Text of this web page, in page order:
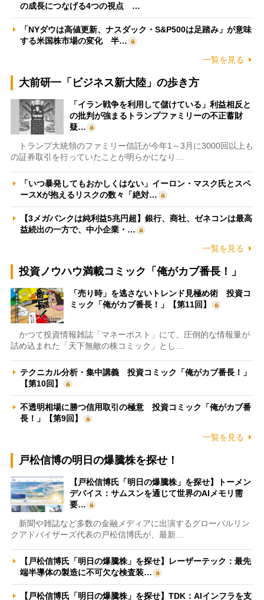
の成長につなげる4つの視点 …
「NYダウは高値更新、ナスダック・S&P500は足踏み」が意味
する米国株市場の変化 半…
一覧を見る
大前研一「ビジネス新大陸」の歩き方
「イラン戦争を利用して儲けている」利益相反と
の批判が強まるトランプファミリーの不正蓄財
疑…
トランプ大統領のファミリー信託が今年1～3月に3000回以上も
の証券取引を行っていたことが明らかになり…
「いつ暴発してもおかしくはない」イーロン・マスク氏とスペ
ースXが抱えるリスクの数々「絶対…
【3メガバンクは純利益5兆円超】銀行、商社、ゼネコンは最高
益続出の一方で、中小企業・…
一覧を見る
投資ノウハウ満載コミック「俺がカブ番長！」
「売り時」を逃さないトレンド見極め術 投資コ
ミック「俺がカブ番長！」【第11回】
かつて投資情報雑誌「マネーポスト」にて、圧倒的な情報量が
詰め込まれた「天下無敵の株コミック」とし…
テクニカル分析・集中講義 投資コミック「俺がカブ番長！」
【第10回】
不透明相場に勝つ信用取引の極意 投資コミック「俺がカブ番
長！」【第9回】
一覧を見る
戸松信博の明日の爆騰株を探せ！
【戸松信博氏「明日の爆騰株」を探せ】トーメン
デバイス：サムスンを通じて世界のAIメモリ需
要…
新聞や雑誌など多数の金融メディアに出演するグローバルリン
クアドバイザーズ代表の戸松信博氏が、最新…
【戸松信博氏「明日の爆騰株」を探せ】レーザーテック：最先
端半導体の製造に不可欠な検査装…
【戸松信博氏「明日の爆騰株」を探せ】TDK：AIインフラを支